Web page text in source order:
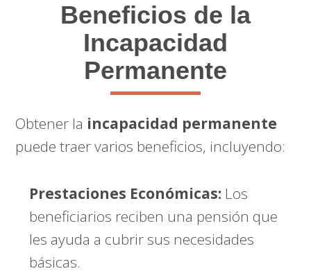
Beneficios de la
Incapacidad
Permanente
Obtener la incapacidad permanente
puede traer varios beneficios, incluyendo:
Prestaciones Económicas: Los
beneficiarios reciben una pensión que
les ayuda a cubrir sus necesidades
básicas.